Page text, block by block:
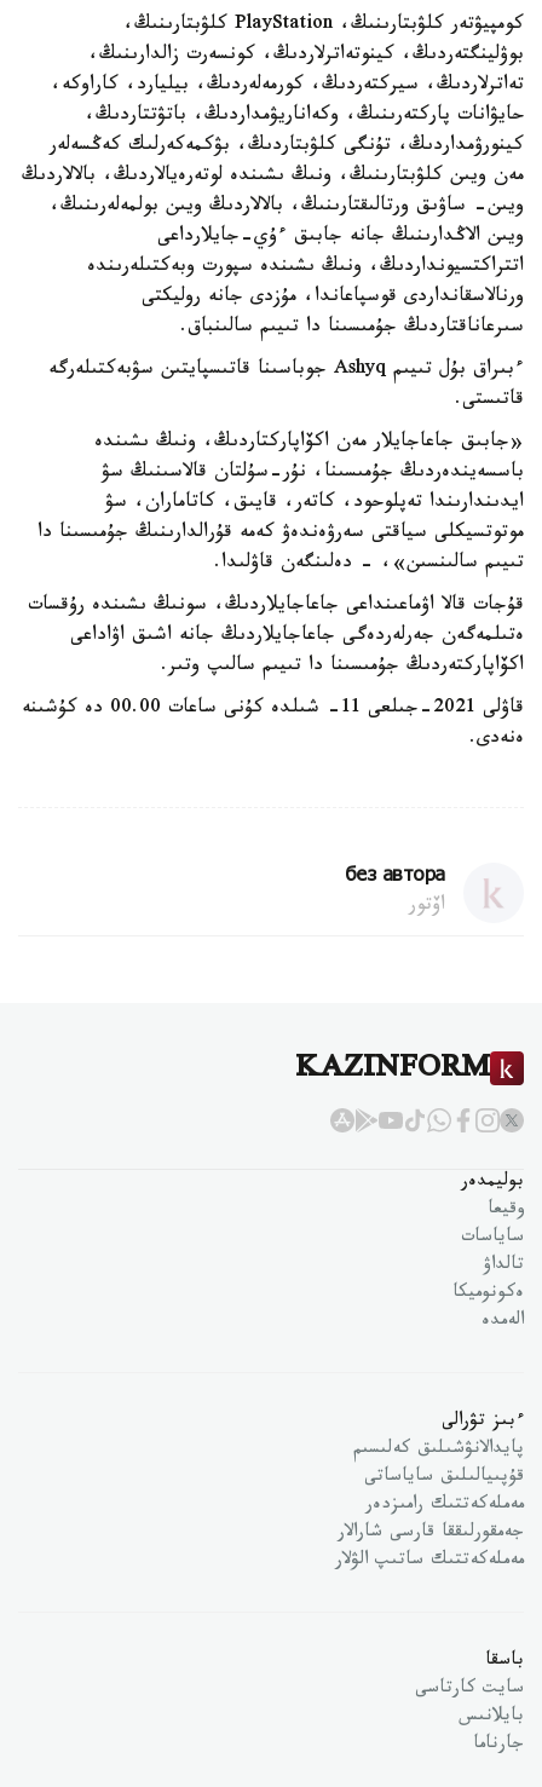
كومپيۋتەر كلۋبتارىنىڭ، PlayStation كلۋبتارىنىڭ،
بوۋلينگتەردىڭ، كينوتەاترلاردىڭ، كونسەرت زالدارىنىڭ،
تەاترلاردىڭ، سيركتەردىڭ، كورمەلەردىڭ، بيليارد، كاراوكە،
حايۋانات پاركتەرىنىڭ، وكەاناريۋمداردىڭ، باتۋتتاردىڭ،
كينورۋمداردىڭ، تۇنگى كلۋبتاردىڭ، بۋكمەكەرلىك كەڭسەلەر
مەن ويىن كلۋبتارىنىڭ، ونىڭ ىشىندە لوتەرەيالاردىڭ، بالالاردىڭ
ويىن- ساۋىق ورتالىقتارىنىڭ، بالالاردىڭ ويىن بولمەلەرىنىڭ،
ويىن الاڭدارىنىڭ جانە جابىق ءۇي-جايلارداعى
اتتراكتسيونداردىڭ، ونىڭ ىشىندە سپورت وبەكتىلەرىندە
ورنالاسقانداردى قوسپاعاندا، مۇزدى جانە روليكتى
سىرعاناقتاردىڭ جۇمىسىنا دا تىيىم سالىنباق.
ءبىراق بۇل تىيىم Ashyq جوباسىنا قاتىسپايتىن سۋبەكتىلەرگە
قاتىستى.
«جابىق جاعاجايلار مەن اكۆاپاركتاردىڭ، ونىڭ ىشىندە
باسسەيندەردىڭ جۇمىسىنا، نۇر-سۇلتان قالاسىنىڭ سۋ
ايدىندارىندا تەپلوحود، كاتەر، قايىق، كاتاماران، سۋ
موتوتسيكلى سياقتى سەرۋەندەۋ كەمە قۇرالدارىنىڭ جۇمىسىنا دا
تىيىم سالىنسىن»، - دەلىنگەن قاۋلىدا.
قۇجات قالا اۋماعىنداعى جاعاجايلاردىڭ، سونىڭ ىشىندە رۇقسات
ەتىلمەگەن جەرلەردەگى جاعاجايلاردىڭ جانە اشىق اۋاداعى
اكۆاپاركتەردىڭ جۇمىسىنا دا تىيىم سالىپ وتىر.
قاۋلى 2021-جىلعى 11- شىلدە كۇنى ساعات 00.00 دە كۇشىنە
ەنەدى.
без автора
اۆتور
KAZINFORM
بوليمدەر
وقيعا
ساياسات
تالداۋ
ەكونوميكا
الەمدە
ءبىز تۋرالى
پايدالانۋشىلىق كەلىسىم
قۇپىيالىلىق ساياساتى
مەملەكەتتىك رامىزدەر
جەمقورلىققا قارسى شارالار
مەملەكەتتىك ساتىپ الۋلار
باسقا
سايت كارتاسى
بايلانىس
جارناما